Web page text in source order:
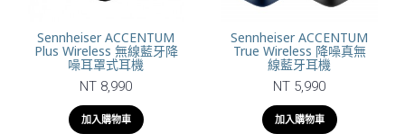
Sennheiser ACCENTUM
Plus Wireless 無線藍牙降
噪耳罩式耳機
NT 8,990
加入購物車
Sennheiser ACCENTUM
True Wireless 降噪真無
線藍牙耳機
NT 5,990
加入購物車